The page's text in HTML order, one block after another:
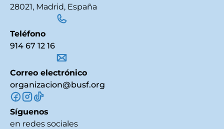
28021, Madrid, España
Teléfono
914 67 12 16
Correo electrónico
organizacion@busf.org
Síguenos
en redes sociales